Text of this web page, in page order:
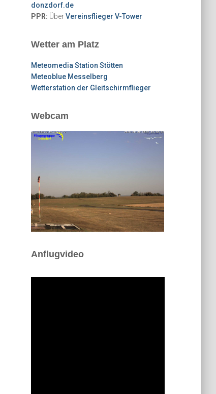
donzdorf.de
PPR: ÜberVereinsflieger V-Tower
Wetter am Platz
Meteomedia Station Stötten
Meteoblue Messelberg
Wetterstation der Gleitschirmflieger
Webcam
Anflugvideo